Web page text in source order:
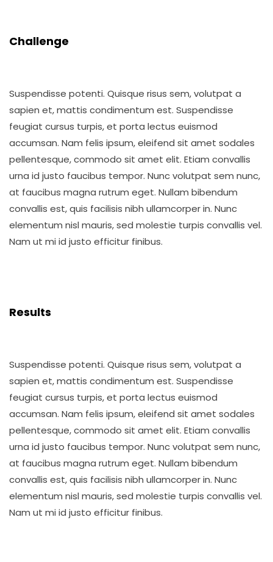
Challenge
Suspendisse potenti. Quisque risus sem, volutpat a
sapien et, mattis condimentum est. Suspendisse
feugiat cursus turpis, et porta lectus euismod
accumsan. Nam felis ipsum, eleifend sit amet sodales
pellentesque, commodo sit amet elit. Etiam convallis
urna id justo faucibus tempor. Nunc volutpat sem nunc,
at faucibus magna rutrum eget. Nullam bibendum
convallis est, quis facilisis nibh ullamcorper in. Nunc
elementum nisl mauris, sed molestie turpis convallis vel.
Nam ut mi id justo efficitur finibus.
Results
Suspendisse potenti. Quisque risus sem, volutpat a
sapien et, mattis condimentum est. Suspendisse
feugiat cursus turpis, et porta lectus euismod
accumsan. Nam felis ipsum, eleifend sit amet sodales
pellentesque, commodo sit amet elit. Etiam convallis
urna id justo faucibus tempor. Nunc volutpat sem nunc,
at faucibus magna rutrum eget. Nullam bibendum
convallis est, quis facilisis nibh ullamcorper in. Nunc
elementum nisl mauris, sed molestie turpis convallis vel.
Nam ut mi id justo efficitur finibus.